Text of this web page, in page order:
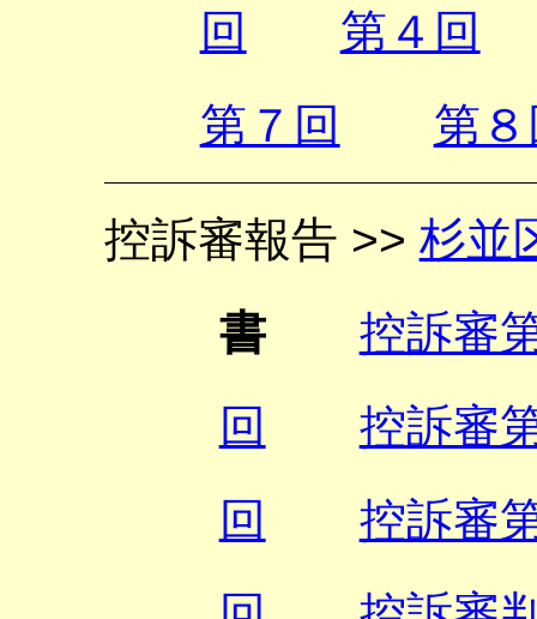
回
第４回
第７回
第
控訴審報告 >> 杉並
書
控訴審
回
控訴審
回
控訴審